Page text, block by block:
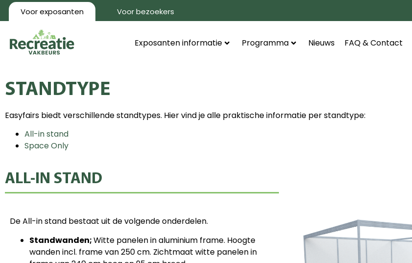
Voor exposanten Voor bezoekers
Exposanten informatie Programma Nieuws FAQ & Contact
STANDTYPE
Easyfairs biedt verschillende standtypes. Hier vind je alle praktische informatie per standtype:
All-in stand
Space Only
ALL-IN STAND
De All-in stand bestaat uit de volgende onderdelen.
Standwanden;Witte panelen in aluminium frame. Hoogte
wanden incl. frame van 250 cm. Zichtmaat witte panelen in